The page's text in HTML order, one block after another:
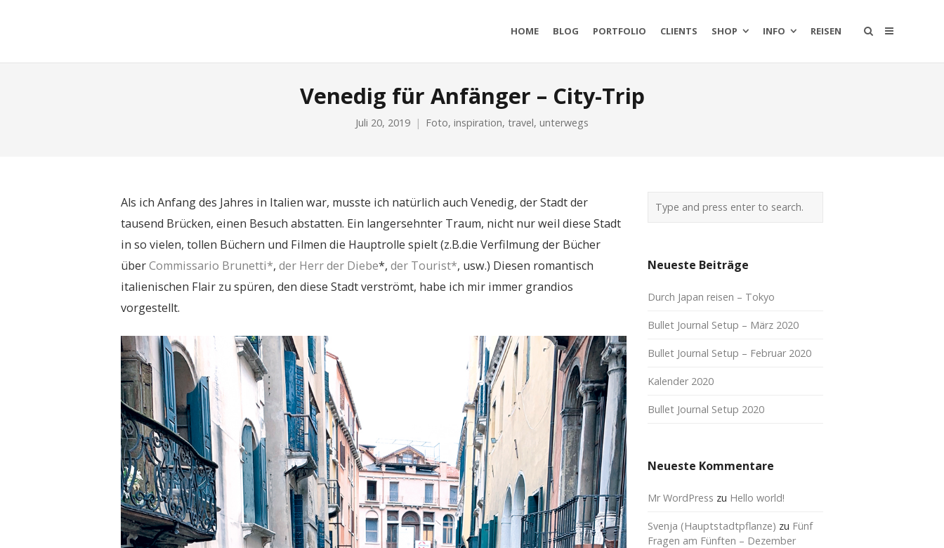
HOME BLOG PORTFOLIO CLIENTS SHOP INFO REISEN
Venedig für Anfänger – City-Trip
Juli 20, 2019 Foto, inspiration, travel, unterwegs
Als ich Anfang des Jahres in Italien war, musste ich natürlich auch Venedig, der Stadt der
tausend Brücken, einen Besuch abstatten. Ein langersehnter Traum, nicht nur weil diese Stadt
in so vielen, tollen Büchern und Filmen die Hauptrolle spielt (z.B.die Verfilmung der Bücher
überCommissario Brunetti*, der Herr der Diebe*, der Tourist*, usw.) Diesen romantisch
italienischen Flair zu spüren, den diese Stadt verströmt, habe ich mir immer grandios
vorgestellt.
Neueste Beiträge
Durch Japan reisen – Tokyo
Bullet Journal Setup – März 2020
Bullet Journal Setup – Februar 2020
Kalender 2020
Bullet Journal Setup 2020
Neueste Kommentare
Mr WordPress zu Hello world!
Svenja (Hauptstadtpflanze) zu Fünf
Fragen am Fünften – Dezember